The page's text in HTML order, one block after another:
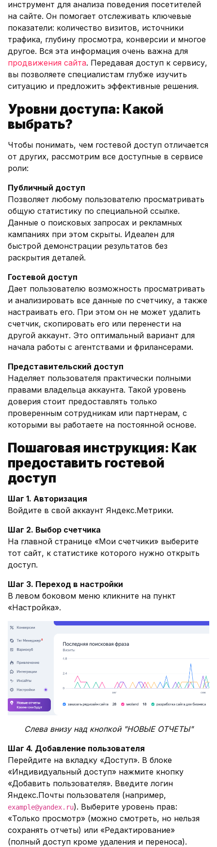
инструмент для анализа поведения посетителей
на сайте. Он помогает отслеживать ключевые
показатели: количество визитов, источники
трафика, глубину просмотра, конверсии и многое
другое. Вся эта информация очень важна для
продвижения сайта. Передавая доступ к сервису,
вы позволяете специалистам глубже изучить
ситуацию и предложить эффективные решения.
Уровни доступа: Какой
выбрать?
Чтобы понимать, чем гостевой доступ отличается
от других, рассмотрим все доступные в сервисе
роли:
Публичный доступ
Позволяет любому пользователю просматривать
общую статистику по специальной ссылке.
Данные о поисковых запросах и рекламных
кампаниях при этом скрыты. Идеален для
быстрой демонстрации результатов без
раскрытия деталей.
Гостевой доступ
Дает пользователю возможность просматривать
и анализировать все данные по счетчику, а также
настраивать его. При этом он не может удалить
счетчик, скопировать его или перенести на
другой аккаунт. Это оптимальный вариант для
начала работы с агентствами и фрилансерами.
Представительский доступ
Наделяет пользователя практически полными
правами владельца аккаунта. Такой уровень
доверия стоит предоставлять только
проверенным сотрудникам или партнерам, с
которыми вы работаете на постоянной основе.
Пошаговая инструкция: Как
предоставить гостевой
доступ
Шаг 1. Авторизация
Войдите в свой аккаунт Яндекс.Метрики.
Шаг 2. Выбор счетчика
На главной странице «Мои счетчики» выберите
тот сайт, к статистике которого нужно открыть
доступ.
Шаг 3. Переход в настройки
В левом боковом меню кликните на пункт
«Настройка».
Слева внизу над кнопкой "НОВЫЕ ОТЧЕТЫ"
Шаг 4. Добавление пользователя
Перейдите на вкладку «Доступ». В блоке
«Индивидуальный доступ» нажмите кнопку
«Добавить пользователя». Введите логин
Яндекс.Почты пользователя (например,
example@yandex.ru). Выберите уровень прав:
«Только просмотр» (можно смотреть, но нельзя
сохранять отчеты) или «Редактирование»
(полный доступ кроме удаления и переноса).